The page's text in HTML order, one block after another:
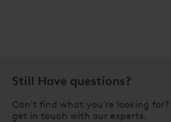
Still Have questions?
Can’t find what you’re looking
get in touch with our experts.